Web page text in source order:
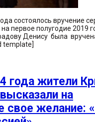
состоялось вручение
первое полугодие 2019
Денису была
template]
года жители
на
свое желание: